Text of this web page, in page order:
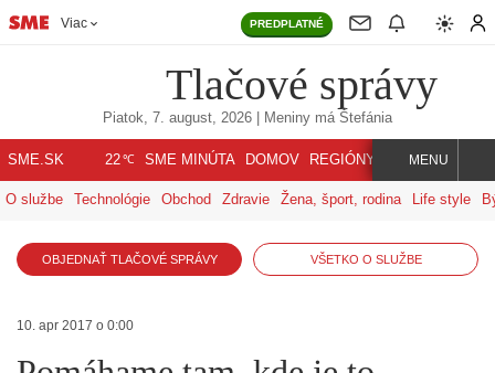
Viac PREDPLATNÉ
Tlačové správy
Piatok, 7. august, 2026 | Meniny má Štefánia
SME.SK 22℃ SME MINÚTA DOMOV REGIÓNY INDEX SVET
MENU
O službe Technológie Obchod Zdravie Žena, šport, rodina Life style
OBJEDNAŤ TLAČOVÉ SPRÁVY VŠETKO O SLUŽBE
10. apr 2017 o 0:00